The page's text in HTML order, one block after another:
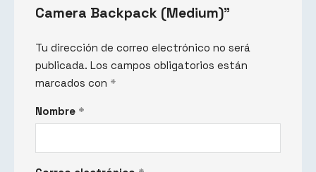
Camera Backpack (Medium)”
Tu dirección de correo electrónico no será
publicada. Los campos obligatorios están
marcados con *
Nombre *